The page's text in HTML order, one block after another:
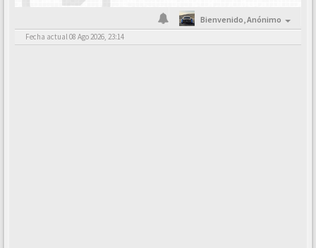
Bienvenido,Anónimo
Fecha actual 08 Ago 2026, 23:14